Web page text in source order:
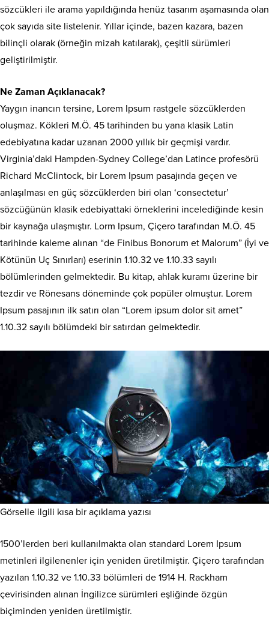
sözcükleri ile arama yapıldığında henüz tasarım aşamasında olan
çok sayıda site listelenir. Yıllar içinde, bazen kazara, bazen
bilinçli olarak (örneğin mizah katılarak), çeşitli sürümleri
geliştirilmiştir.
Ne Zaman Açıklanacak?
Yaygın inancın tersine, Lorem Ipsum rastgele sözcüklerden
oluşmaz. Kökleri M.Ö. 45 tarihinden bu yana klasik Latin
edebiyatına kadar uzanan 2000 yıllık bir geçmişi vardır.
Virginia’daki Hampden-Sydney College’dan Latince profesörü
Richard McClintock, bir Lorem Ipsum pasajında geçen ve
anlaşılması en güç sözcüklerden biri olan ‘consectetur’
sözcüğünün klasik edebiyattaki örneklerini incelediğinde kesin
bir kaynağa ulaşmıştır. Lorm Ipsum, Çiçero tarafından M.Ö. 45
tarihinde kaleme alınan “de Finibus Bonorum et Malorum” (İyi ve
Kötünün Uç Sınırları) eserinin 1.10.32 ve 1.10.33 sayılı
bölümlerinden gelmektedir. Bu kitap, ahlak kuramı üzerine bir
tezdir ve Rönesans döneminde çok popüler olmuştur. Lorem
Ipsum pasajının ilk satırı olan “Lorem ipsum dolor sit amet”
1.10.32 sayılı bölümdeki bir satırdan gelmektedir.
Görselle ilgili kısa bir açıklama yazısı
1500’lerden beri kullanılmakta olan standard Lorem Ipsum
metinleri ilgilenenler için yeniden üretilmiştir. Çiçero tarafından
yazılan 1.10.32 ve 1.10.33 bölümleri de 1914 H. Rackham
çevirisinden alınan İngilizce sürümleri eşliğinde özgün
biçiminden yeniden üretilmiştir.